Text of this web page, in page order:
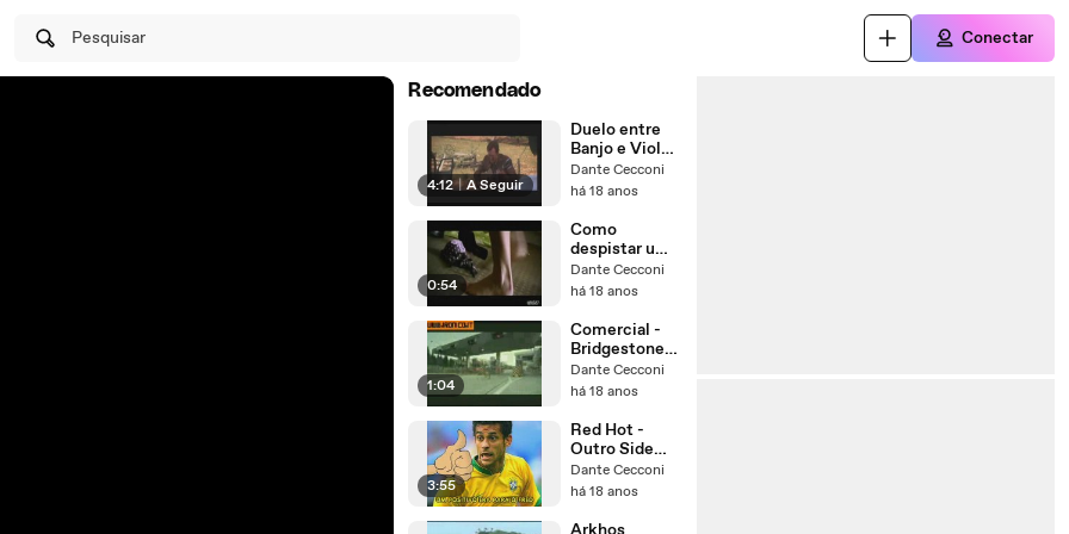
Pesquisar Conectar
Recomendado
4:12 | A Seguir
Duelo entre
Banjo e Viola
(filme Amargo
Pesadelo)
Dante Cecconi
há 18 anos
0:54
Como
despistar um
mala na
manhã
Dante Cecconi
há 18 anos
1:04
Comercial -
Bridgestone
(cachorro
traído)
Dante Cecconi
há 18 anos
3:55
Red Hot -
Outro Side
(legendado)
Dante Cecconi
há 18 anos